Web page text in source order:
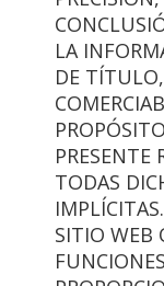
LA
DE
PRESENTE
TODAS
SITIO WEB